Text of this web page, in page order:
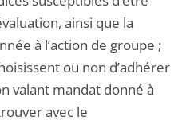
ainsi que la
à l’action de groupe ;
ou non d’adhérer
valant mandat donné à
avec le